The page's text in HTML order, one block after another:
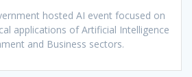
hosted AI event focused on
applications of Artificial Intelligence
and Business sectors.